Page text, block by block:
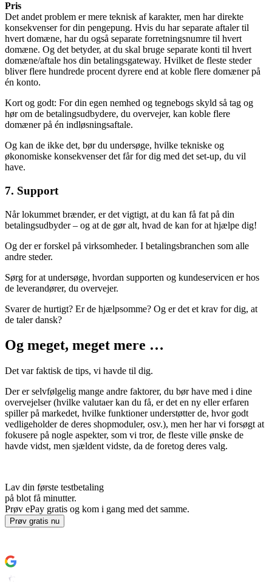
Pris
Det andet problem er mere teknisk af karakter, men har direkte
konsekvenser for din pengepung. Hvis du har separate aftaler til
hvert domæne, har du også separate forretningsnumre til hvert
domæne. Og det betyder, at du skal bruge separate konti til hvert
domæne/aftale hos din betalingsgateway. Hvilket de fleste steder
bliver flere hundrede procent dyrere end at koble flere domæner på
én konto.
Kort og godt: For din egen nemhed og tegnebogs skyld så tag og
hør om de betalingsudbydere, du overvejer, kan koble flere
domæner på én indløsningsaftale.
Og kan de ikke det, bør du undersøge, hvilke tekniske og
økonomiske konsekvenser det får for dig med det set-up, du vil
have.
7. Support
Når lokummet brænder, er det vigtigt, at du kan få fat på din
betalingsudbyder – og at de gør alt, hvad de kan for at hjælpe dig!
Og der er forskel på virksomheder. I betalingsbranchen som alle
andre steder.
Sørg for at undersøge, hvordan supporten og kundeservicen er hos
de leverandører, du overvejer.
Svarer de hurtigt? Er de hjælpsomme? Og er det et krav for dig, at
de taler dansk?
Og meget, meget mere …
Det var faktisk de tips, vi havde til dig.
Der er selvfølgelig mange andre faktorer, du bør have med i dine
overvejelser (hvilke valutaer kan du få, er det en ny eller erfaren
spiller på markedet, hvilke funktioner understøtter de, hvor godt
vedligeholder de deres shopmoduler, osv.), men her har vi forsøgt at
fokusere på nogle aspekter, som vi tror, de fleste ville ønske de
havde vidst, men sjældent vidste, da de foretog deres valg.
Lav din første testbetaling
på blot få minutter.
Prøv ePay gratis og kom i gang med det samme.
Prøv gratis nu